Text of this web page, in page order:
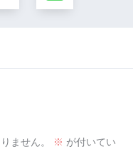
ません。 ※ が付いてい